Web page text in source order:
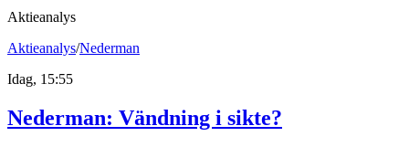
Aktieanalys
Aktieanalys/Nederman
Idag, 15:55
Nederman: Vändning i sikte?